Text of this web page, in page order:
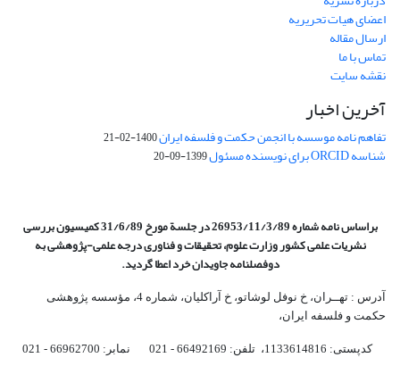
اعضای هیات تحریریه
ارسال مقاله
تماس با ما
نقشه سایت
آخرین اخبار
تفاهم نامه موسسه با انجمن حکمت و فلسفه ایران1400-02-21
شناسه ORCID برای نویسنده مسئول 1399-09-20
براساس نامه شماره 26953/11/3/89 در جلسة مورخ 31/6/89 کمیسیون
بررسی
نشریات علمی کشور وزارت علوم، تحقیقات و فناوری درجه علمی‌-پژوهشیبه
دوفصلنامه جاویدان خرد اعطا گردید.
آدرس : تهــران، خ نوفل لوشاتو، خ آراکلیان، شماره 4،‌ مؤسسه پژوهشی
حکمت و فلسفه ایران،‌
کدپستی: 1133614816، تلفن: 66492169 - 021 نمابر: 66962700 - 021